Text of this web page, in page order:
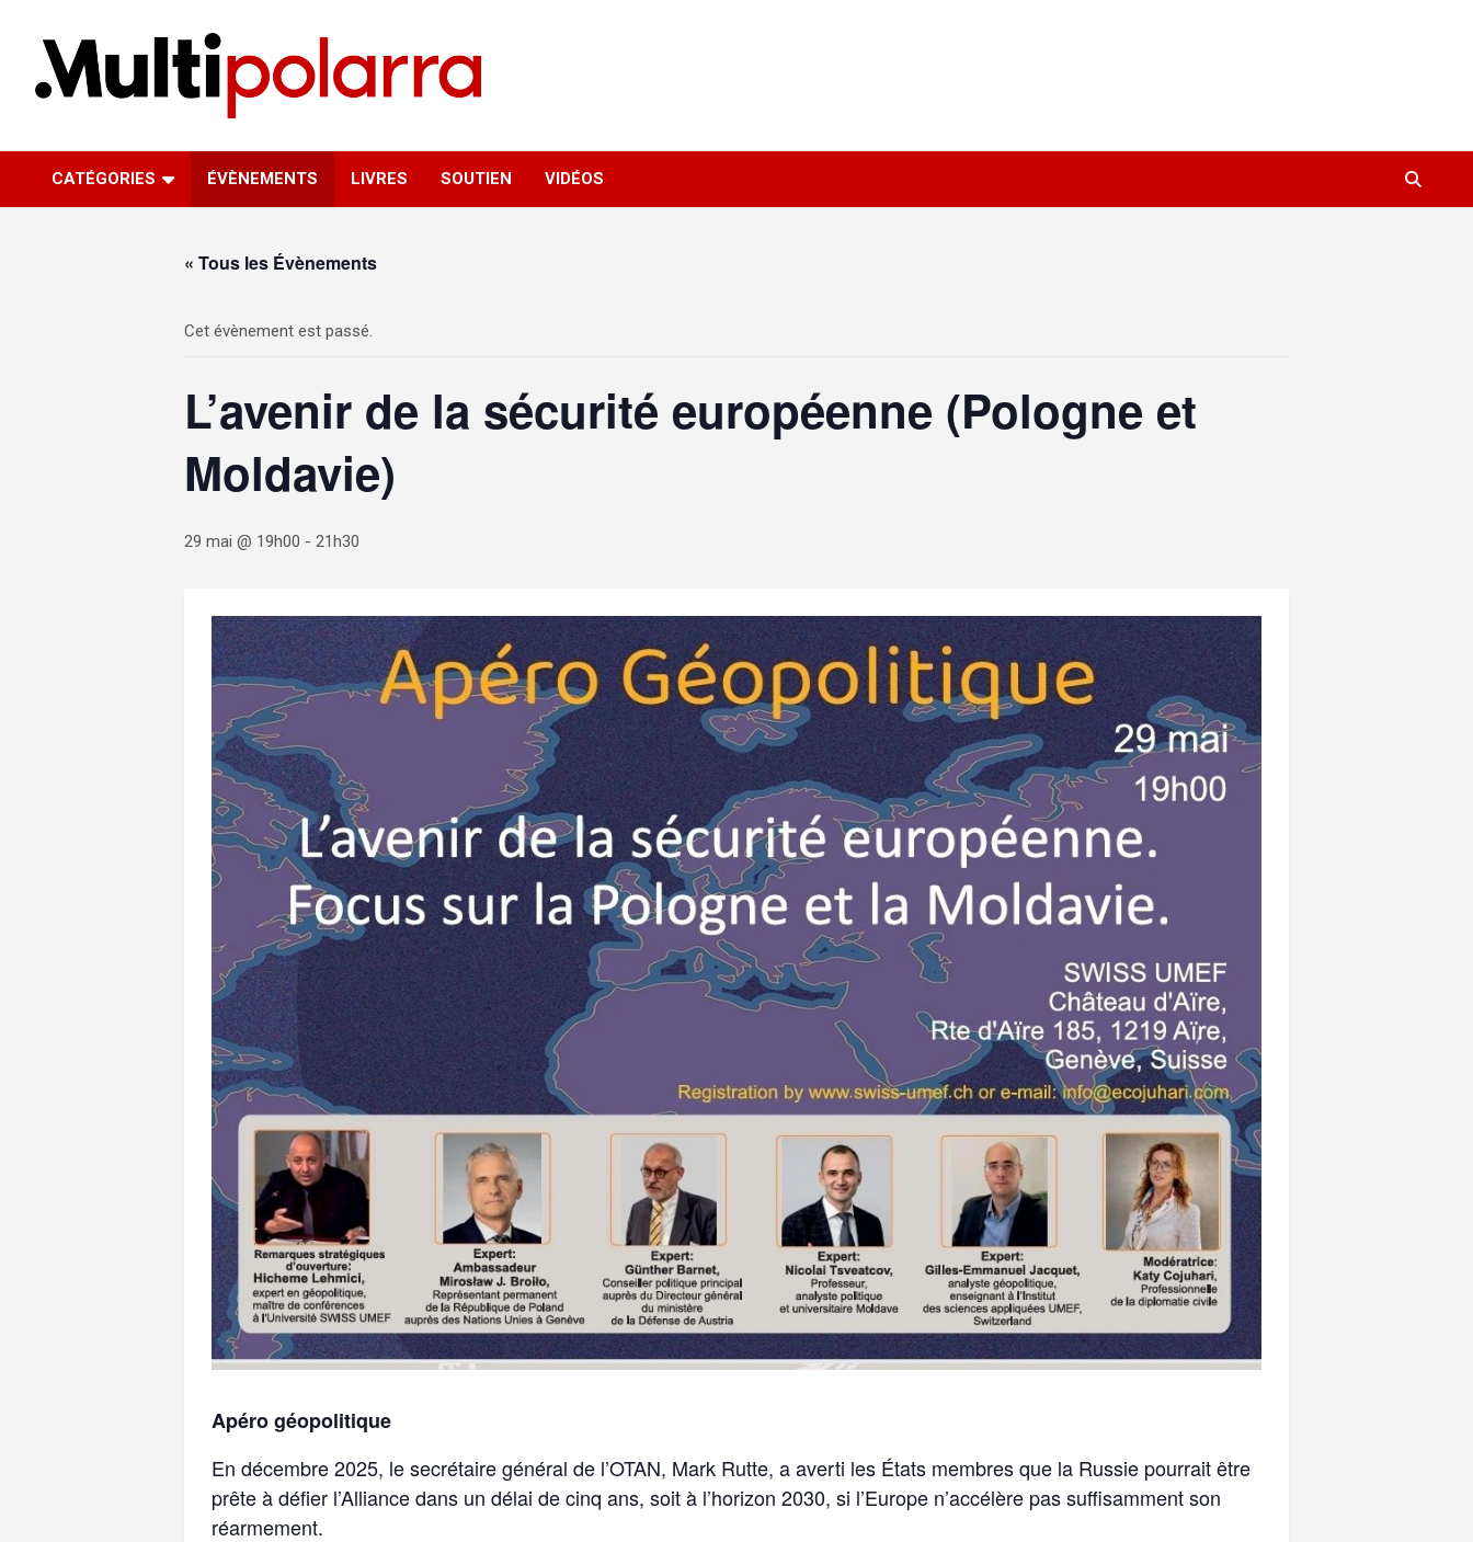
contenu
Multipolarra
CATÉGORIES ÉVÈNEMENTS LIVRES SOUTIEN VIDÉOS
« Tous les Évènements
Cet évènement est passé.
L’avenir de la sécurité européenne (Pologne et
Moldavie)
29 mai @ 19h00 - 21h30
Apéro géopolitique
En décembre 2025, le secrétaire général de l’OTAN, Mark Rutte, a averti les États membres que la Russie pourrait être
prête à défier l’Alliance dans un délai de cinq ans, soit à l’horizon 2030, si l’Europe n’accélère pas suffisamment son
réarmement.